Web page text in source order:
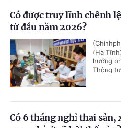
Có được truy lĩnh chênh
từ đầu năm 2026?
(Hà
hưởng
Thông
Có 6 tháng nghỉ thai sản,